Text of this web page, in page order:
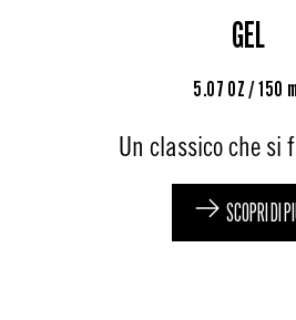
GEL
5.07 OZ / 150 ml
Un classico che si
SCOPRI DI